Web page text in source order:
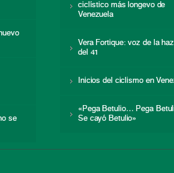
se
ciclístico más longevo de
Venezuela
Vera Fortique: voz de la
del 41
Inicios del ciclismo en
«Pega Betulio… Pega
Se cayó Betulio»